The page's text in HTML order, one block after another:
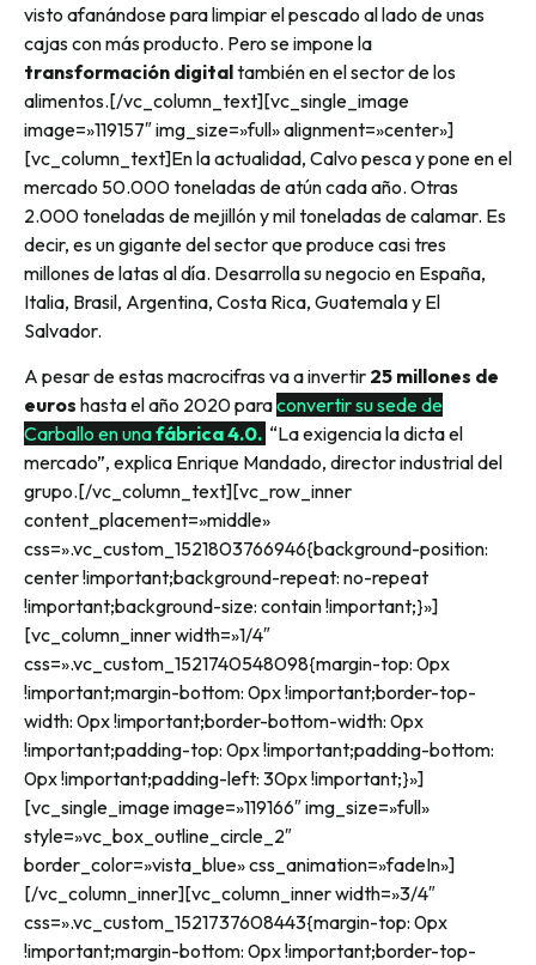
visto afanándose para limpiar el pescado al lado de unas
cajas con más producto. Pero se impone la
transformación digitaltambién en el sector de los
alimentos.[/vc_column_text][vc_single_image
image=»119157″ img_size=»full» alignment=»center»]
[vc_column_text]En la actualidad, Calvo pesca y pone en el
mercado 50.000 toneladas de atún cada año. Otras
2.000 toneladas de mejillón y mil toneladas de calamar. Es
decir, es un gigante del sector que produce casi tres
millones de latas al día. Desarrolla su negocio en España,
Italia, Brasil, Argentina, Costa Rica, Guatemala y El
Salvador.
A pesar de estas macrocifras va a invertir 25 millones de
euros hasta el año 2020 paraconvertir su sede de
Carballo en unafábrica 4.0. “La exigencia la dicta el
mercado”, explica Enrique Mandado, director industrial del
grupo.[/vc_column_text][vc_row_inner
content_placement=»middle»
css=».vc_custom_1521803766946{background-position:
center !important;background-repeat: no-repeat
!important;background-size: contain !important;}»]
[vc_column_inner width=»1/4″
css=».vc_custom_1521740548098{margin-top: 0px
!important;margin-bottom: 0px !important;border-top-
width: 0px !important;border-bottom-width: 0px
!important;padding-top: 0px !important;padding-bottom:
0px !important;padding-left: 30px !important;}»]
[vc_single_image image=»119166″ img_size=»full»
style=»vc_box_outline_circle_2″
border_color=»vista_blue» css_animation=»fadeIn»]
[/vc_column_inner][vc_column_inner width=»3/4″
css=».vc_custom_1521737608443{margin-top: 0px
!important;margin-bottom: 0px !important;border-top-